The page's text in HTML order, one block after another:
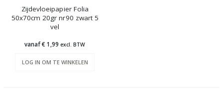
Zijdevloeipapier Folia
50x70cm 20gr nr90 zwart 5
vel
vanaf € 1,99excl. BTW
LOG IN OM TE WINKELEN